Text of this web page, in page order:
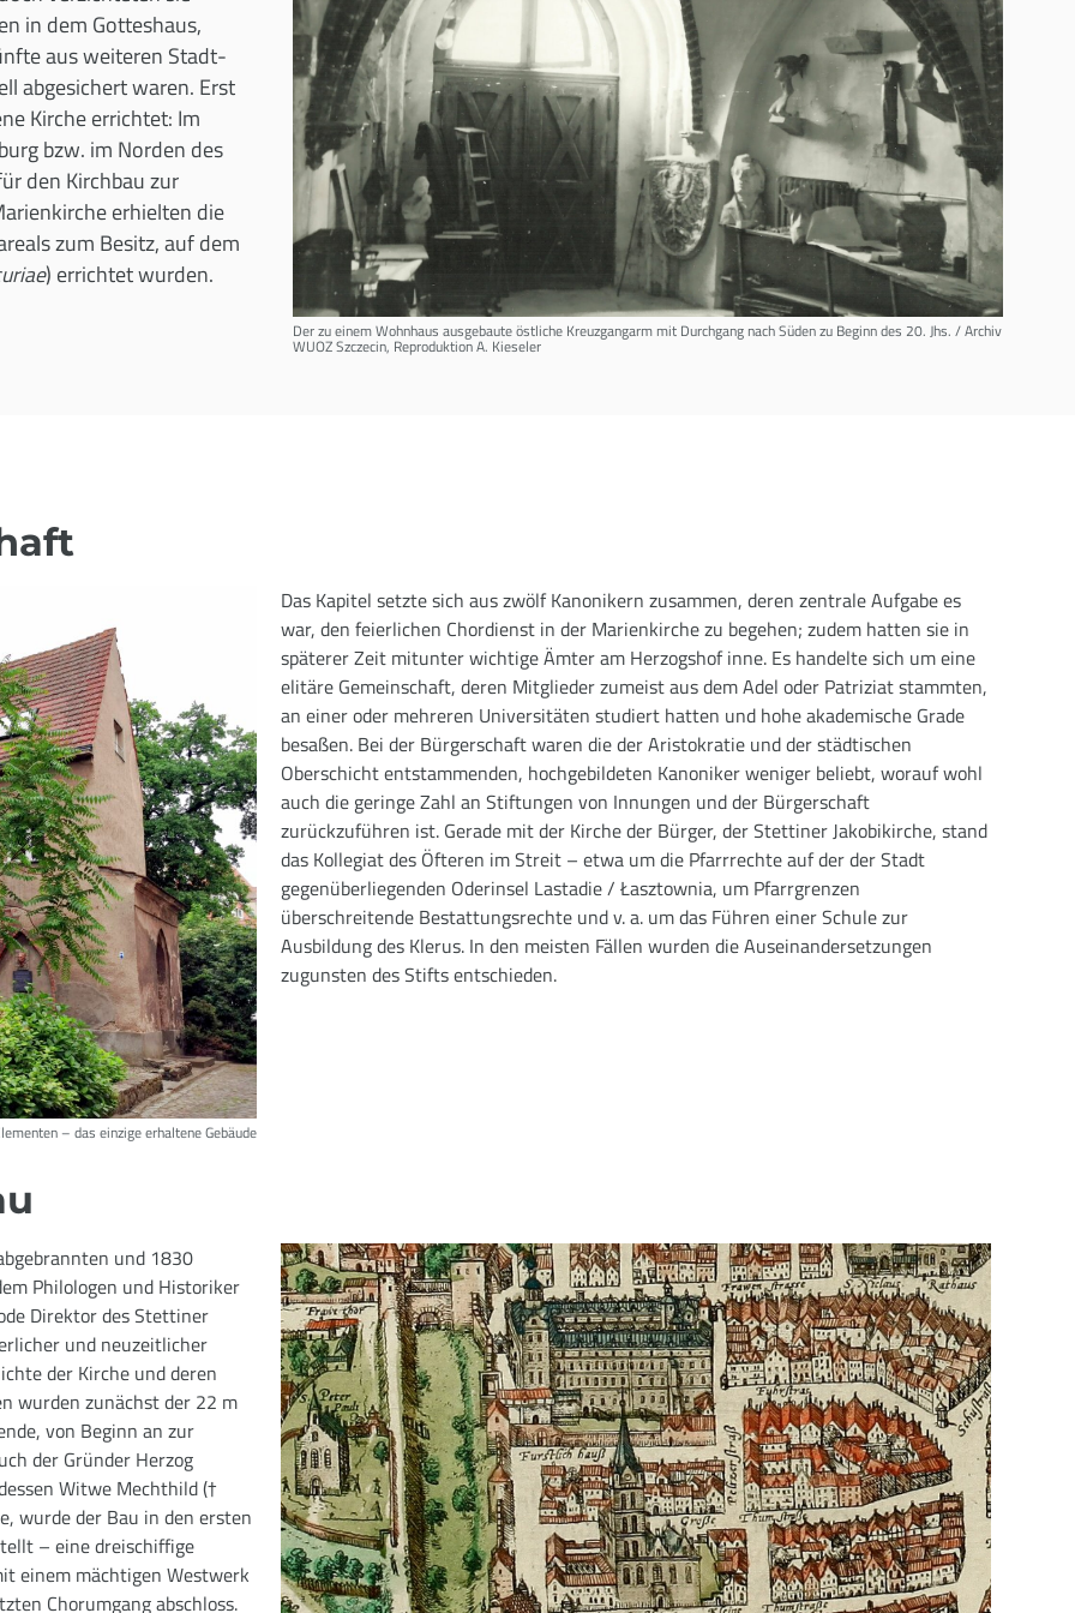
in dem Gotteshaus,
aus weiteren Stadt-
abgesichert waren. Erst
Kirche errichtet: Im
bzw. im Norden des
den Kirchbau zur
erhielten die
zum Besitz, auf dem
) errichtet wurden.
Der zu einem Wohnhaus ausgebaute östliche Kreuzgangarm mit Durchgang nach Süden zu Beginn des 20. Jhs. / Archiv
WUOZ Szczecin, Reproduktion A. Kieseler
– das einzige erhaltene Gebäude
Das Kapitel setzte sich aus zwölf Kanonikern zusammen, deren zentrale Aufgabe es
war, den feierlichen Chordienst in der Marienkirche zu begehen; zudem hatten sie in
späterer Zeit mitunter wichtige Ämter am Herzogshof inne. Es handelte sich um eine
elitäre Gemeinschaft, deren Mitglieder zumeist aus dem Adel oder Patriziat stammten,
an einer oder mehreren Universitäten studiert hatten und hohe akademische Grade
besaßen. Bei der Bürgerschaft waren die der Aristokratie und der städtischen
Oberschicht entstammenden, hochgebildeten Kanoniker weniger beliebt, worauf wohl
auch die geringe Zahl an Stiftungen von Innungen und der Bürgerschaft
zurückzuführen ist. Gerade mit der Kirche der Bürger, der Stettiner Jakobikirche, stand
das Kollegiat des Öfteren im Streit – etwa um die Pfarrrechte auf der der Stadt
gegenüberliegenden Oderinsel Lastadie / Łasztownia, um Pfarrgrenzen
überschreitende Bestattungsrechte und v. a. um das Führen einer Schule zur
Ausbildung des Klerus. In den meisten Fällen wurden die Auseinandersetzungen
zugunsten des Stifts entschieden.
und 1830
Philologen und Historiker
Direktor des Stettiner
und neuzeitlicher
der Kirche und deren
wurden zunächst der 22 m
von Beginn an zur
der Gründer Herzog
Witwe Mechthild (†
wurde der Bau in den ersten
– eine dreischiffige
einem mächtigen Westwerk
Chorumgang abschloss.